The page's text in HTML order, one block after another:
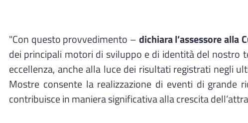
"Con questo provvedimento – dichiara l’assessore alla
dei principali motori di sviluppo e di identità del nostro
eccellenza, anche alla luce dei risultati registrati negli
Mostre consente la realizzazione di eventi di grande
contribuisce in maniera significativa alla crescita